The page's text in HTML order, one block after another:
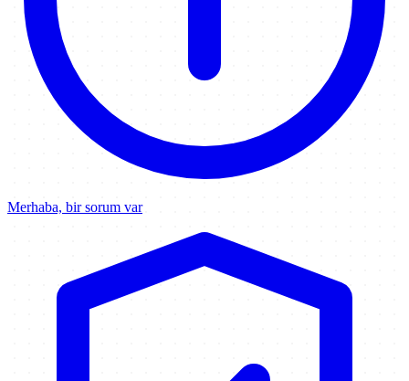
Merhaba, bir sorum var